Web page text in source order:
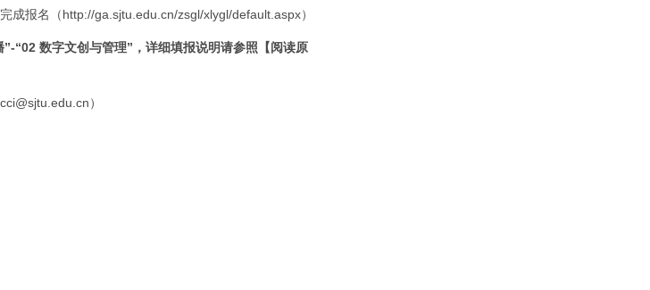
成报名（http://ga.sjtu.edu.cn/zsgl/xlygl/default.aspx）
“02 数字文创与管理”，详细填报说明请参照【阅读原
）